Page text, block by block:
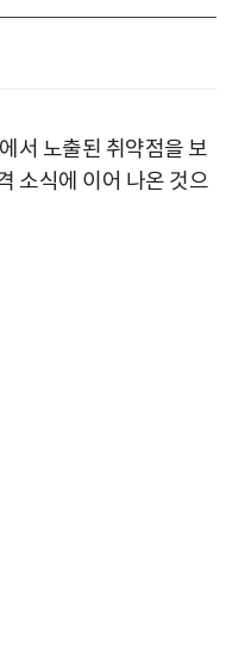
서 노출된 취약점을 보
소식에 이어 나온 것으